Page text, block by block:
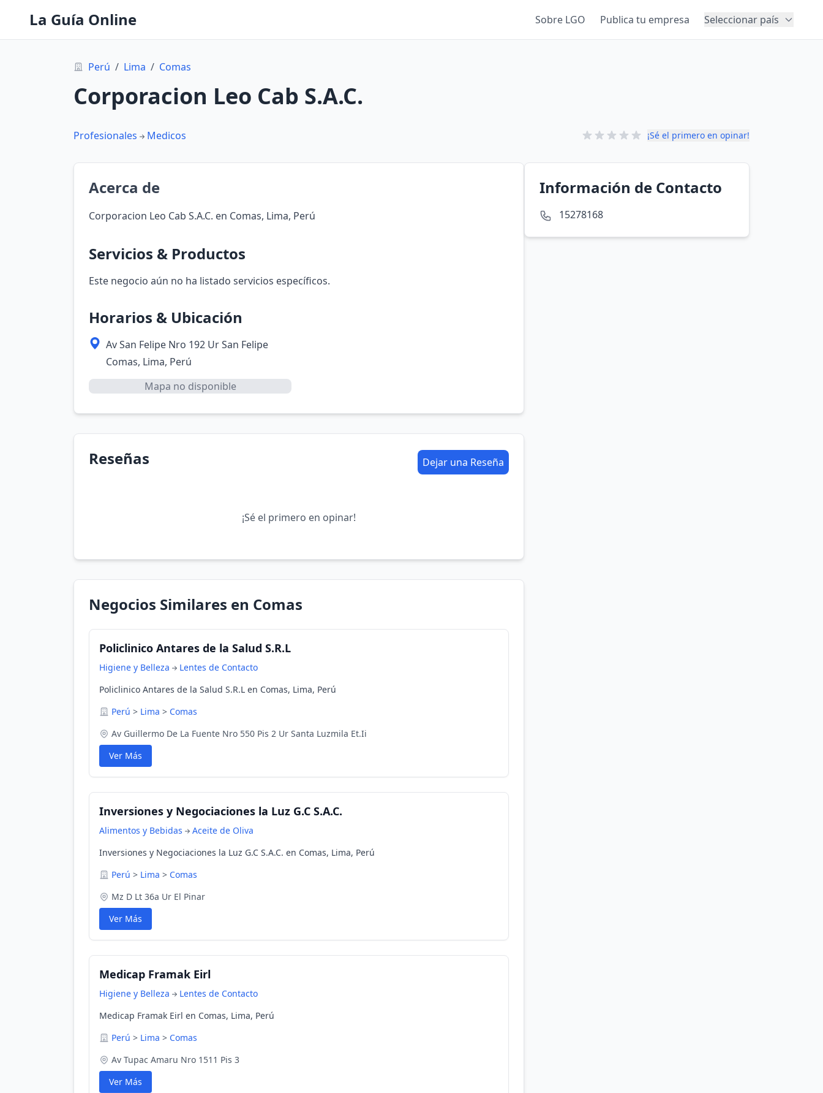
La Guía Online Sobre LGO Publica tu empresa Seleccionar país
Perú / Lima / Comas
Corporacion Leo Cab S.A.C.
Profesionales Medicos ¡Sé el primero en opinar!
Acerca de
Corporacion Leo Cab S.A.C. en Comas, Lima, Perú
Servicios & Productos
Este negocio aún no ha listado servicios específicos.
Horarios & Ubicación
Av San Felipe Nro 192 Ur San Felipe
Comas, Lima, Perú
Mapa no disponible
Reseñas Dejar una Reseña
¡Sé el primero en opinar!
Negocios Similares en Comas
Policlinico Antares de la Salud S.R.L
Higiene y Belleza
Lentes de Contacto
Policlinico Antares de la Salud S.R.L en Comas, Lima, Perú
Perú > Lima > Comas
Av Guillermo De La Fuente Nro 550 Pis 2 Ur Santa Luzmila Et.Ii
Ver Más
Inversiones y Negociaciones la Luz G.C S.A.C.
Alimentos y Bebidas
Aceite de Oliva
Inversiones y Negociaciones la Luz G.C S.A.C. en Comas, Lima, Perú
Perú > Lima > Comas
Mz D Lt 36a Ur El Pinar
Ver Más
Medicap Framak Eirl
Higiene y Belleza
Lentes de Contacto
Medicap Framak Eirl en Comas, Lima, Perú
Perú > Lima > Comas
Av Tupac Amaru Nro 1511 Pis 3
Ver Más
Información de Contacto
15278168